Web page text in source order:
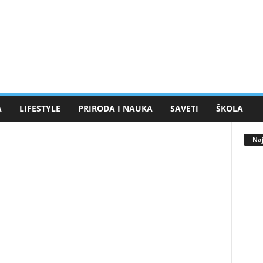
LIFESTYLE PRIRODA I NAUKA SAVETI ŠKOLA